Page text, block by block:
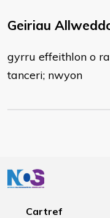
Geiriau
gyrru effeithlon o
tanceri; nwyon
Cartref